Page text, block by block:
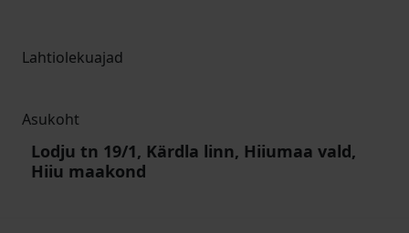
Lahtiolekuajad
Asukoht
Lodju tn 19/1, Kärdla linn, Hiiumaa vald,
Hiiu maakond